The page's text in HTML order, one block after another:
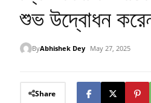
শুভ উদ্বোধন করেন
ByAbhishek Dey
May 27, 2025
Share